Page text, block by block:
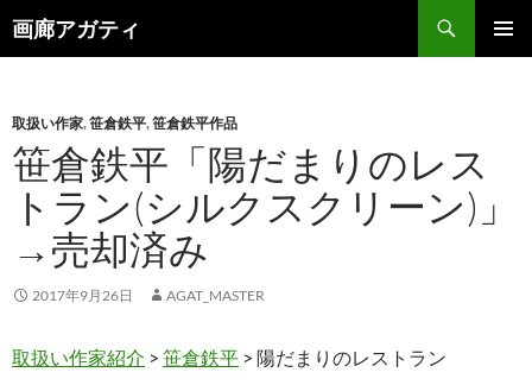
画廊アガティ
索
ン
ツ
へ
ス
キ
取扱い作家,笹倉鉄平,笹倉鉄平作品
笹倉鉄平「陽だまりのレス
トラン(シルクスクリーン)」
→売却済み
2017年9月26日 AGAT_MASTER
取扱い作家紹介 > 笹倉鉄平 > 陽だまりのレストラン